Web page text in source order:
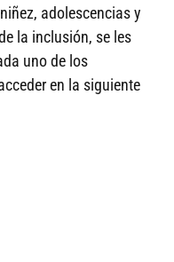
adolescencias y
la inclusión, se les
uno de los
en la siguiente